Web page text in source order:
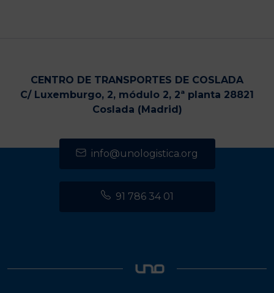
CENTRO DE TRANSPORTES DE COSLADA
C/ Luxemburgo, 2, módulo 2, 2ª planta 28821
Coslada (Madrid)
info@unologistica.org
91 786 34 01